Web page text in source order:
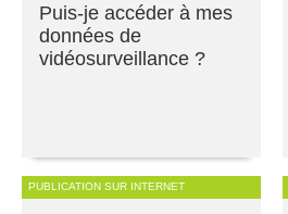
Puis-je accéder à mes
données de
vidéosurveillance ?
PUBLICATION SUR INTERNET